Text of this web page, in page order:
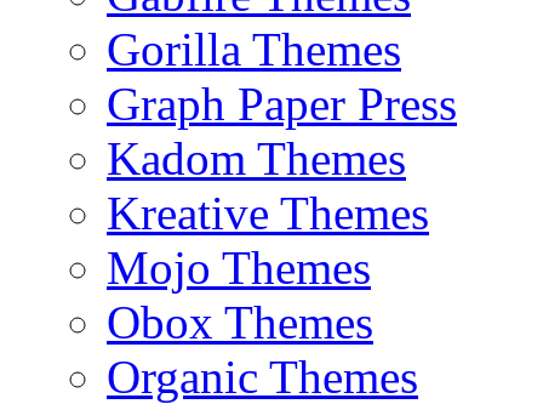
Gorilla Themes
Graph Paper Press
Kadom Themes
Kreative Themes
Mojo Themes
Obox Themes
Organic Themes